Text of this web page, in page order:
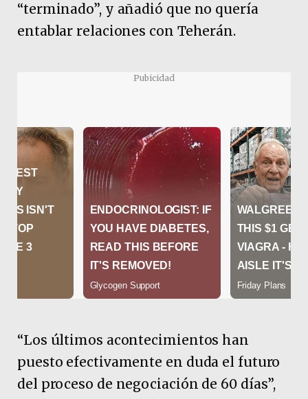
“terminado”, y añadió que no quería
entablar relaciones con Teherán.
Pubicidad
“Los últimos acontecimientos han
puesto efectivamente en duda el futuro
del proceso de negociación de 60 días”,